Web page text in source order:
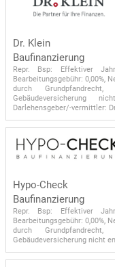
Dr. Klein
Baufinanzierung
Repr. Bsp: Effektiver
Bearbeitungsgebühr: 0,00%,
durch
Gebäudeversicherung
Darlehensgeber/-vermittler:
Hypo-Check
Baufinanzierung
Repr. Bsp: Effektiver
Bearbeitungsgebühr: 0,00%,
durch
Gebäudeversicherung nicht